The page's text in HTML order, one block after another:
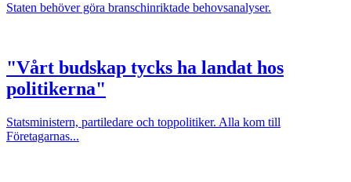
Staten behöver göra branschinriktade behovsanalyser.
"Vårt budskap tycks ha landat hos
politikerna"
Statsministern, partiledare och toppolitiker. Alla kom till
Företagarnas...